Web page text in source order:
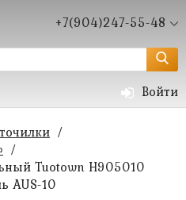
+7(904)247-55-48
Войти
/
/
Tuotown H905010
AUS-10